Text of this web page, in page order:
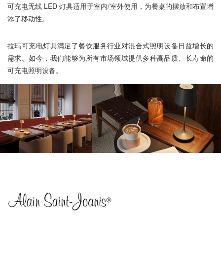
可充电无线 LED 灯具适用于室内/室外使用，为餐桌的摆放和布置增
添了移动性。
拉玛可充电灯具满足了餐饮服务行业对混合式照明设备日益增长的
需求。如今，我们能够为所有市场领域提供多种高品质、长寿命的
可充电照明设备。